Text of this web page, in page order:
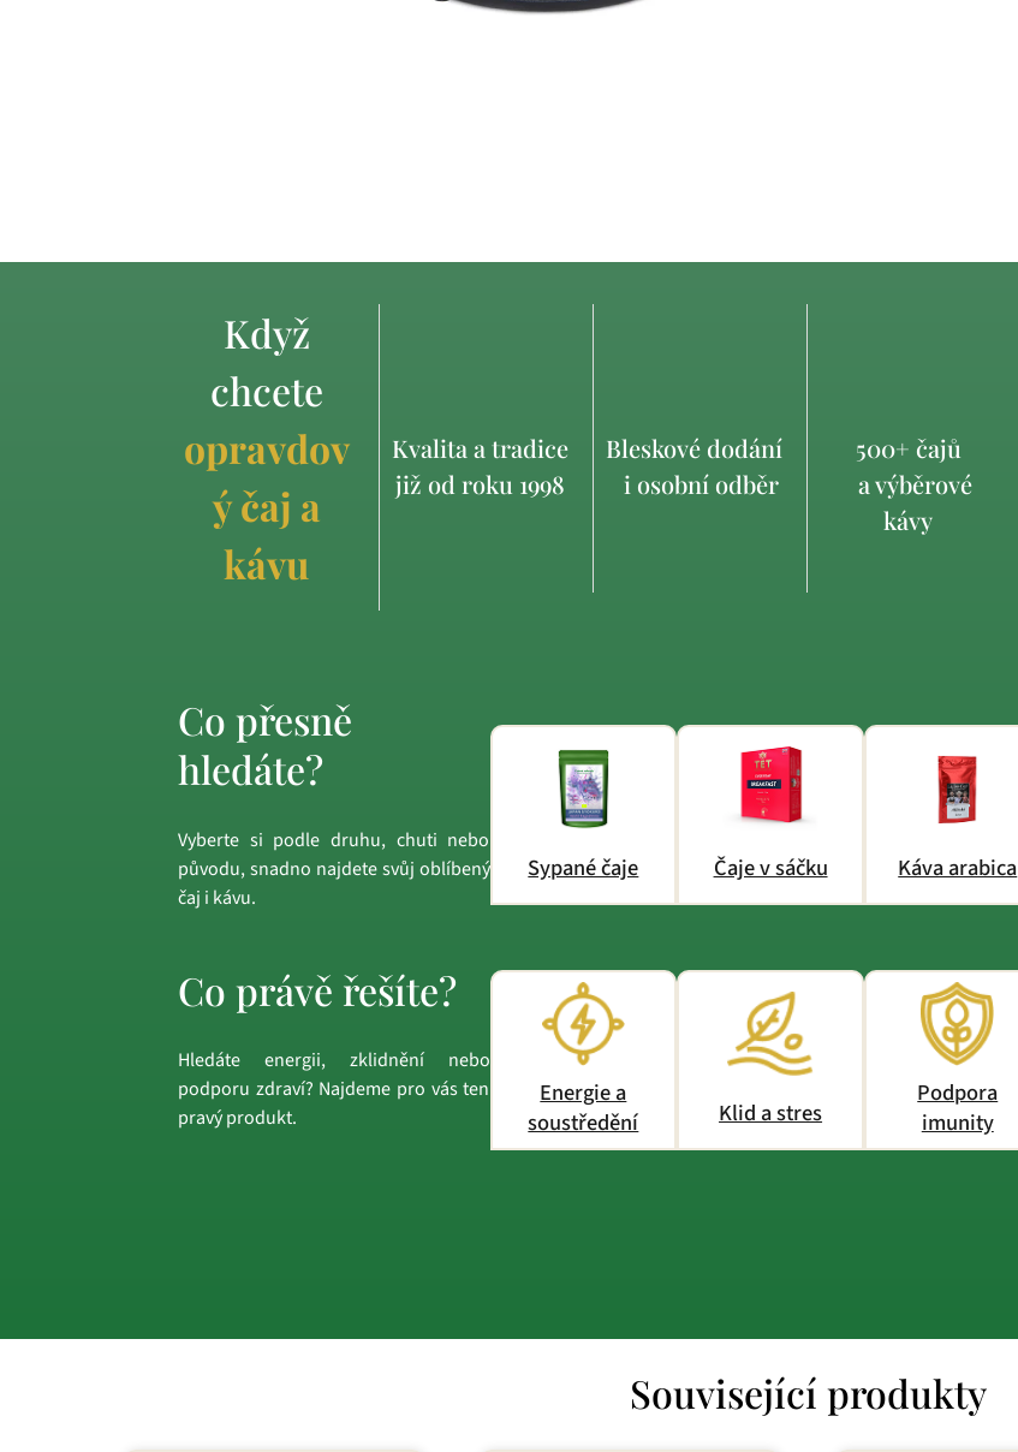
Když
chcete
opravdov
ý čaj a
kávu
Kvalita a tradice
již od roku 1998
Bleskové dodání
i osobní odběr
500+ čajů
a výběrové
kávy
Co přesně
hledáte?
Vyberte si podle druhu, chuti nebo
původu, snadno najdete svůj oblíbený
čaj i kávu.
Sypané čaje Čaje v sáčku Káva arabica
Co právě řešíte?
Hledáte energii, zklidnění nebo
podporu zdraví? Najdeme pro vás ten
pravý produkt.
Energie a
soustředění
Klid a stres
Podpora
imunity
Související produkty